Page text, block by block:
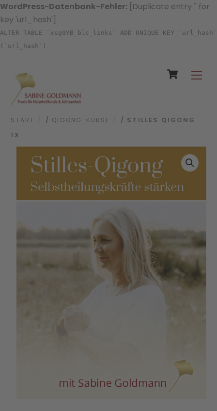
WordPress-Datenbank-Fehler: [Duplicate entry '' for
key 'url_hash']
ALTER TABLE `xsg9YB_blc_links` ADD UNIQUE KEY `url_hash`
(`url_hash`)
content
Cart
START / QIGONG-KURSE
/ STILLES QIGONG
1X